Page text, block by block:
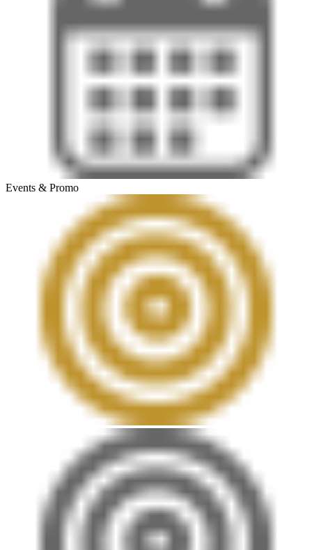
Events & Promo